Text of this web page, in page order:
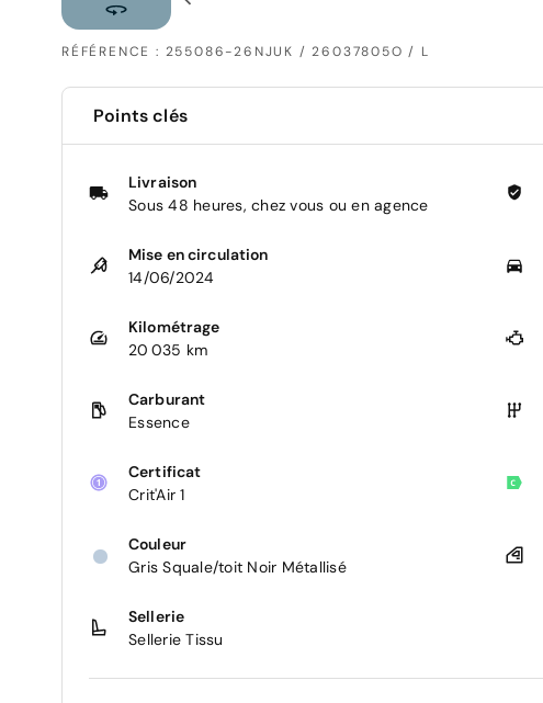
RÉFÉRENCE : 255086-26NJUK / 26037805O / L
Points clés
Livraison
Sous 48 heures, chez vous ou en agence
Mise en circulation
14/06/2024
Kilométrage
20 035 km
Carburant
Essence
Certificat
Crit'Air 1
Couleur
Gris Squale/toit Noir Métallisé
Sellerie
Sellerie Tissu